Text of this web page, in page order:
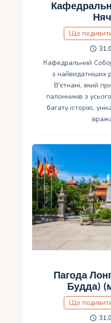
Що
Кафедральний
з найвидатніших
В'єтнамі, який
паломників з
багату історію,
Пагода
Будда)
Що